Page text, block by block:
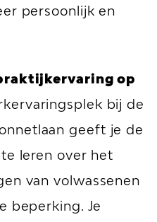
persoonlijk en
op
bij de
geeft je de
leren over het
van volwassenen
beperking. Je